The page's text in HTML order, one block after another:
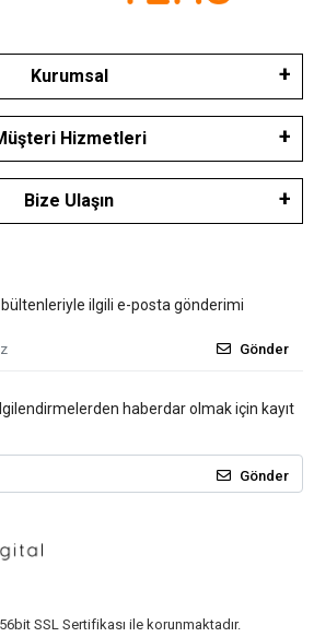
Kurumsal
Hizmetleri
Bize Ulaşın
ilgili e-posta gönderimi
Gönder
haberdar olmak için kayıt
Gönder
SSL Sertifikası ile korunmaktadır.